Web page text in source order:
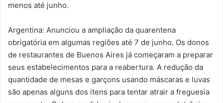
menos até junho.
Argentina: Anunciou a ampliação da quarentena
obrigatória em algumas regiões até 7 de junho. Os donos
de restaurantes de Buenos Aires já começaram a preparar
seus estabelecimentos para a reabertura. A redução da
quantidade de mesas e garçons usando máscaras e luvas
são apenas alguns dos itens para tentar atrair a freguesia